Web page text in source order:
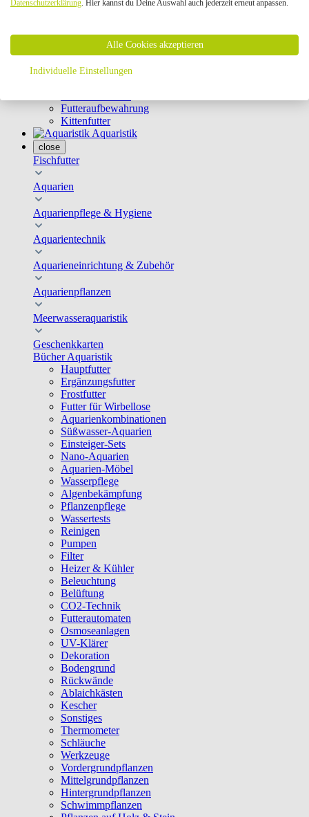
Geschirre & Leinen
Schutznetze
Kippfensterschutz
Katzenkameras
Futternäpfe
Futteraufbewahrung
Kittenfutter
Aquaristik
close
Fischfutter
Aquarien
Aquarienpflege & Hygiene
Aquarientechnik
Aquarieneinrichtung & Zubehör
Aquarienpflanzen
Meerwasseraquaristik
Geschenkkarten
Bücher Aquaristik
Hauptfutter
Ergänzungsfutter
Frostfutter
Futter für Wirbellose
Aquarienkombinationen
Süßwasser-Aquarien
Einsteiger-Sets
Nano-Aquarien
Aquarien-Möbel
Wasserpflege
Algenbekämpfung
Pflanzenpflege
Wassertests
Reinigen
Pumpen
Filter
Heizer & Kühler
Beleuchtung
Belüftung
CO2-Technik
Futterautomaten
Osmoseanlagen
UV-Klärer
Dekoration
Bodengrund
Rückwände
Ablaichkästen
Kescher
Sonstiges
Thermometer
Schläuche
Werkzeuge
Vordergrundpflanzen
Mittelgrundpflanzen
Hintergrundpflanzen
Schwimmpflanzen
Datenschutzerklärung. Hier kannst du Deine Auswahl auch jederzeit erneut anpassen.
Alle Cookies akzeptieren
Individuelle Einstellungen